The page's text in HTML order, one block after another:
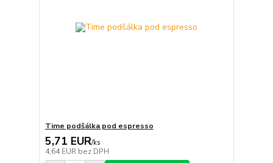
Time podšálka pod espresso
5,71 EUR/ks
4,64 EUR bez DPH